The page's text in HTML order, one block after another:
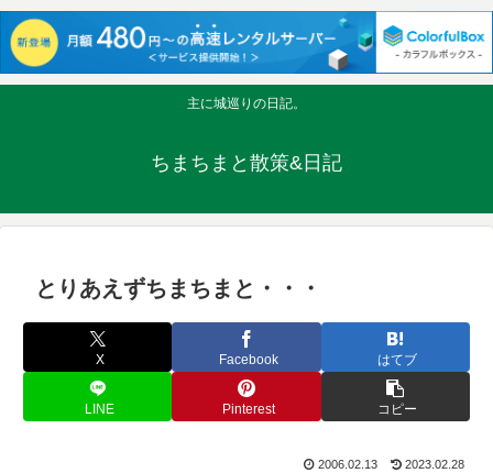
主に城巡りの日記。
ちまちまと散策&日記
とりあえずちまちまと・・・
X Facebook はてブ
LINE Pinterest コピー
2006.02.13 2023.02.28